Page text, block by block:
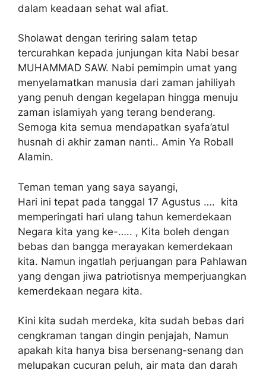
dalam keadaan sehat wal afiat.
Sholawat dengan teriring salam tetap
tercurahkan kepada junjungan kita Nabi besar
MUHAMMAD SAW. Nabi pemimpin umat yang
menyelamatkan manusia dari zaman jahiliyah
yang penuh dengan kegelapan hingga menuju
zaman islamiyah yang terang benderang.
Semoga kita semua mendapatkan syafa’atul
husnah di akhir zaman nanti.. Amin Ya Roball
Alamin.
Teman teman yang saya sayangi,
Hari ini tepat pada tanggal 17 Agustus …. kita
memperingati hari ulang tahun kemerdekaan
Negara kita yang ke-….. , Kita boleh dengan
bebas dan bangga merayakan kemerdekaan
kita. Namun ingatlah perjuangan para Pahlawan
yang dengan jiwa patriotisnya memperjuangkan
kemerdekaan negara kita.
Kini kita sudah merdeka, kita sudah bebas dari
cengkraman tangan dingin penjajah, Namun
apakah kita hanya bisa bersenang-senang dan
melupakan cucuran peluh, air mata dan darah